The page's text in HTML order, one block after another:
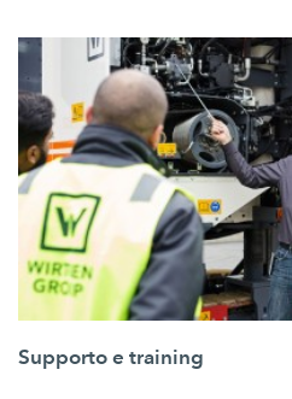
Supporto e training